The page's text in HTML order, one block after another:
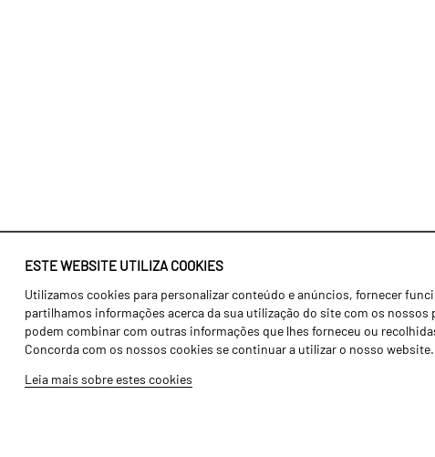
ESTE WEBSITE UTILIZA COOKIES
Utilizamos cookies para personalizar conteúdo e anúncios, fornecer
partilhamos informações acerca da sua utilização do site com os
podem combinar com outras informações que lhes forneceu ou
Concorda com os nossos cookies se continuar a utilizar o nosso website.
Leia mais sobre estes cookies
Identidade
História
Fábrica / Produção
Recursos Humanos
Agricultura
Transportes
Gama Floresta